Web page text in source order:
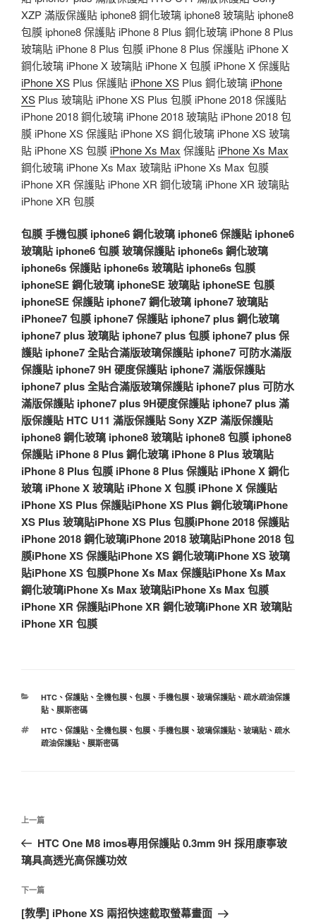
XZP 滿版保護貼 iphone8 鋼化玻璃 iphone8 玻璃貼 iphone8
包膜 iphone8 保護貼 iPhone 8 Plus 鋼化玻璃 iPhone 8 Plus
玻璃貼 iPhone 8 Plus 包膜 iPhone 8 Plus 保護貼 iPhone X
鋼化玻璃 iPhone X 玻璃貼 iPhone X 包膜 iPhone X 保護貼
iPhone XS Plus 保護貼iPhone XS Plus 鋼化玻璃iPhone
XS Plus 玻璃貼 iPhone XS Plus 包膜 iPhone 2018 保護貼
iPhone 2018 鋼化玻璃 iPhone 2018 玻璃貼 iPhone 2018 包
膜 iPhone XS 保護貼 iPhone XS 鋼化玻璃 iPhone XS 玻璃
貼 iPhone XS 包膜iPhone Xs Max 保護貼iPhone Xs Max
鋼化玻璃 iPhone Xs Max 玻璃貼 iPhone Xs Max 包膜
iPhone XR 保護貼 iPhone XR 鋼化玻璃 iPhone XR 玻璃貼
iPhone XR 包膜
包膜手機包膜 iphone6 鋼化玻璃 iphone6 保護貼 iphone6
玻璃貼 iphone6 包膜玻璃保護貼 iphone6s 鋼化玻璃
iphone6s 保護貼 iphone6s 玻璃貼 iphone6s 包膜
iphoneSE 鋼化玻璃 iphoneSE 玻璃貼 iphoneSE 包膜
iphoneSE 保護貼 iphone7 鋼化玻璃 iphone7 玻璃貼
iPhonee7 包膜 iphone7 保護貼 iphone7 plus 鋼化玻璃
iphone7 plus 玻璃貼 iphone7 plus 包膜 iphone7 plus 保
護貼 iphone7 全貼合滿版玻璃保護貼 iphone7 可防水滿版
保護貼 iphone7 9H 硬度保護貼 iphone7 滿版保護貼
iphone7 plus 全貼合滿版玻璃保護貼 iphone7 plus 可防水
滿版保護貼 iphone7 plus 9H硬度保護貼 iphone7 plus 滿
版保護貼 HTC U11 滿版保護貼Sony XZP 滿版保護貼
iphone8 鋼化玻璃 iphone8 玻璃貼 iphone8 包膜 iphone8
保護貼 iPhone 8 Plus 鋼化玻璃 iPhone 8 Plus 玻璃貼
iPhone 8 Plus 包膜 iPhone 8 Plus 保護貼 iPhone X 鋼化
玻璃 iPhone X 玻璃貼 iPhone X 包膜 iPhone X 保護貼
iPhone XS Plus 保護貼iPhone XS Plus 鋼化玻璃iPhone
XS Plus 玻璃貼iPhone XS Plus 包膜iPhone 2018 保護貼
iPhone 2018 鋼化玻璃iPhone 2018 玻璃貼iPhone 2018 包
膜iPhone XS 保護貼iPhone XS 鋼化玻璃iPhone XS 玻璃
貼iPhone XS 包膜Phone Xs Max 保護貼iPhone Xs Max
鋼化玻璃iPhone Xs Max 玻璃貼iPhone Xs Max 包膜
iPhone XR 保護貼iPhone XR 鋼化玻璃iPhone XR 玻璃貼
iPhone XR 包膜
分
類
HTC、 保護貼、 全機包膜、 包膜、 手機包膜、 玻璃保護貼、 疏水疏油保護
貼、 膜斯密碼
標
籤
HTC、 保護貼、 全機包膜、 包膜、 手機包膜、 玻璃保護貼、 玻璃貼、 疏水
疏油保護貼、 膜斯密碼
文
導
覽
上
一
篇
章
上一篇
HTC One M8 imos專用保護貼 0.3mm 9H 採用康寧玻
璃具高透光高保護功效
下
一
下一篇
[教學] iPhone XS 兩招快速截取螢幕畫面